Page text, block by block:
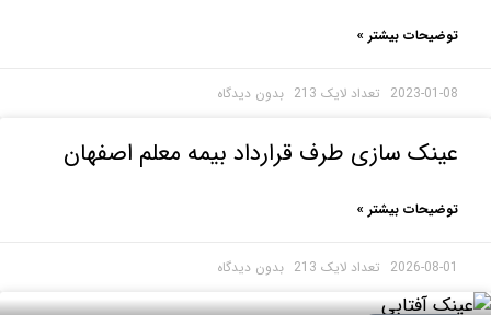
بیشتر »
2023- بدون دیدگاه
سازی طرف قرارداد بیمه معلم اصفهان
بیشتر »
2026- بدون دیدگاه